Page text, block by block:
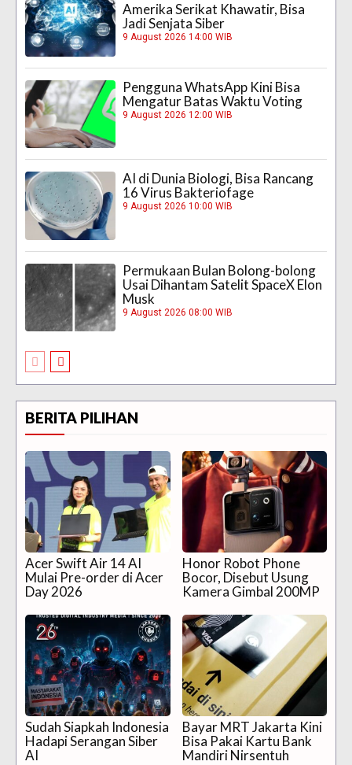
Amerika Serikat Khawatir, Bisa
Jadi Senjata Siber
9 August 2026 14:00 WIB
Pengguna WhatsApp Kini Bisa
Mengatur Batas Waktu Voting
9 August 2026 12:00 WIB
AI di Dunia Biologi, Bisa Rancang
16 Virus Bakteriofage
9 August 2026 10:00 WIB
Permukaan Bulan Bolong-bolong
Usai Dihantam Satelit SpaceX Elon
Musk
9 August 2026 08:00 WIB
BERITA PILIHAN
Acer Swift Air 14 AI
Mulai Pre-order di Acer
Day 2026
Honor Robot Phone
Bocor, Disebut Usung
Kamera Gimbal 200MP
Sudah Siapkah Indonesia
Hadapi Serangan Siber
AI
Bayar MRT Jakarta Kini
Bisa Pakai Kartu Bank
Mandiri Nirsentuh